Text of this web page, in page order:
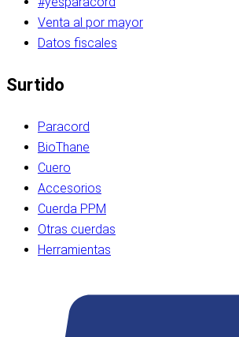
Venta al por mayor
Datos fiscales
Surtido
Paracord
BioThane
Cuero
Accesorios
Cuerda PPM
Otras cuerdas
Herramientas